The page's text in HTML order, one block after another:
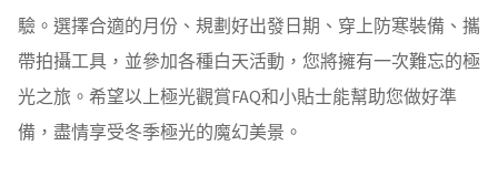
驗。選擇合適的月份、規劃好出發日期、穿上防寒裝備、攜
帶拍攝工具，並參加各種白天活動，您將擁有一次難忘的極
光之旅。希望以上極光觀賞FAQ和小貼士能幫助您做好準
備，盡情享受冬季極光的魔幻美景。